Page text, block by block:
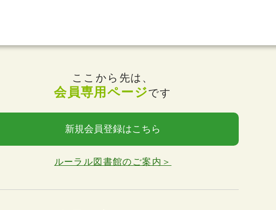
ここから先は、
会員専用ページです
新規会員登録はこちら
ルーラル図書館のご案内＞